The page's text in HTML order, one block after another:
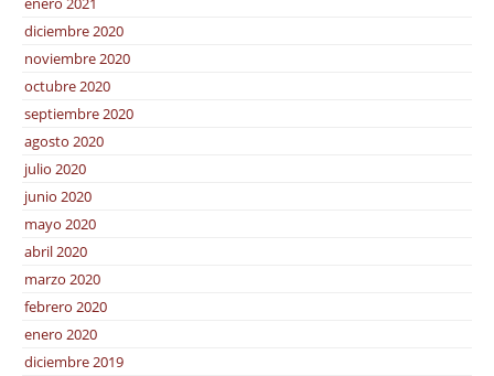
diciembre 2020
noviembre 2020
octubre 2020
septiembre 2020
agosto 2020
julio 2020
junio 2020
mayo 2020
abril 2020
marzo 2020
febrero 2020
enero 2020
diciembre 2019